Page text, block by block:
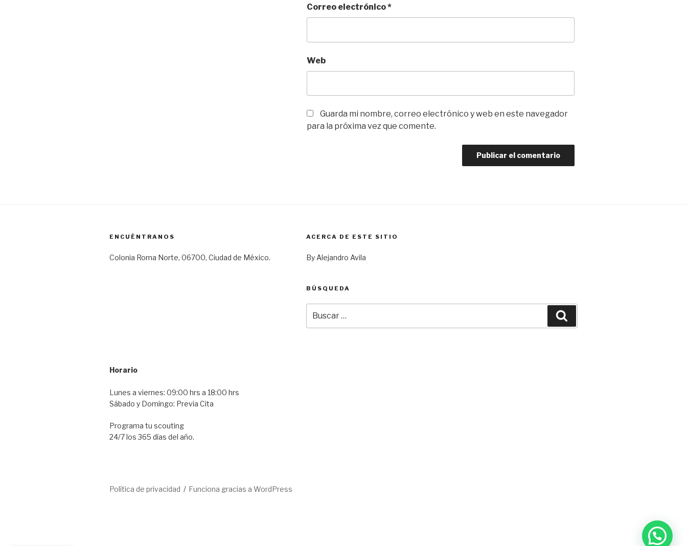
Correo electrónico*
Web
Guarda mi nombre, correo electrónico y web en este navegador
para la próxima vez que comente.
ENCUÉNTRANOS
Colonia Roma Norte, 06700, Ciudad de México.
Horario
Lunes a viernes: 09:00 hrs a 18:00 hrs
Sábado y Domingo: Previa Cita
Programa tu scouting
24/7 los 365 días del año.
ACERCA DE ESTE SITIO
By Alejandro Avila
BÚSQUEDA
por:
Política de privacidad Funciona gracias a WordPress